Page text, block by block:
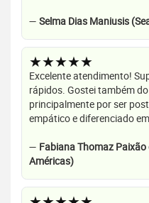
— Selma Dias Maniusis
★★★★★
Excelente atendimento!
rápidos. Gostei também
principalmente por ser
empático e diferenciado
— Fabiana Thomaz
Américas)